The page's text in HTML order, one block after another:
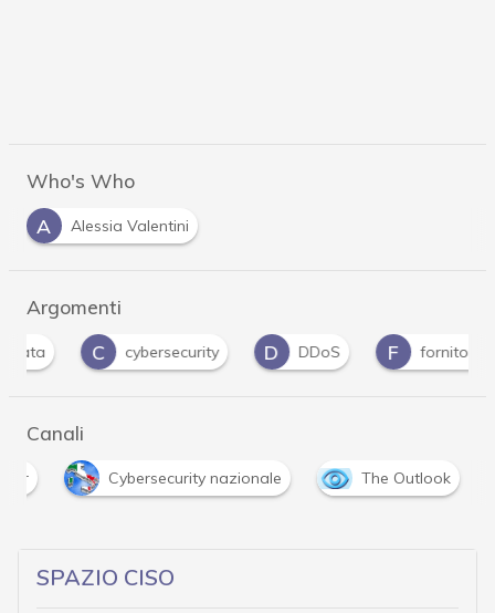
Who's Who
A
Alessia Valentini
Argomenti
C
cybersecurity D DDoS F fornitori
Canali
Cybersecurity nazionale The Outlook
SPAZIO CISO